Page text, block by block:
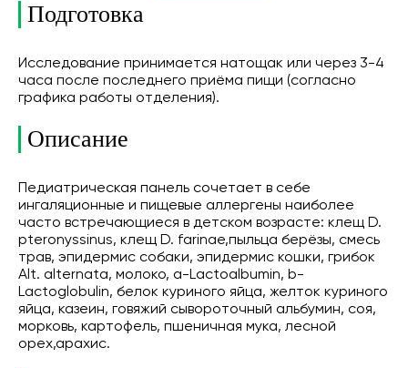
Подготовка
Исследование принимается натощак или через 3-4
часа после последнего приёма пищи (согласно
графика работы отделения).
Описание
Педиатрическая панель сочетает в себе
ингаляционные и пищевые аллергены наиболее
часто встречающиеся в детском возрасте: клещ D.
pteronyssinus, клещ D. farinae,пыльца берёзы, смесь
трав, эпидермис собаки, эпидермис кошки, грибок
Alt. alternata, молоко, a-Lactoalbumin, b-
Lactoglobulin, белок куриного яйца, желток куриного
яйца, казеин, говяжий сывороточный альбумин, соя,
морковь, картофель, пшеничная мука, лесной
орех,арахис.